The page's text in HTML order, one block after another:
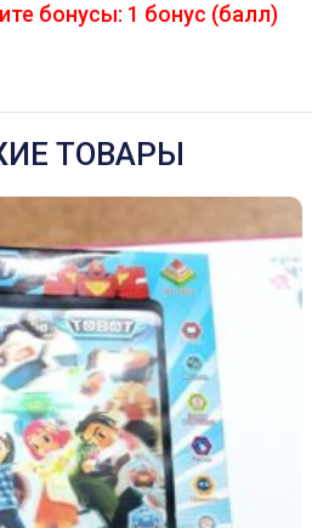
бонусы: 1 бонус (балл)
ТОВАРЫ